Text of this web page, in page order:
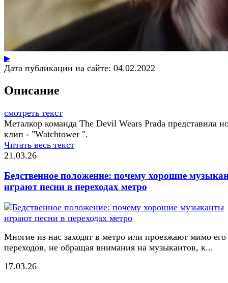
▶
Дата публикации на сайте: 04.02.2022
Описание
смотреть текст
Металкор команда The Devil Wears Prada представила
клип - "Watchtower ".
Читать весь текст
21.03.26
Бедственное положение: почему хорошие
играют песни в переходах метро
Многие из нас заходят в метро или проезжают мимо его
переходов, не обращая внимания на музыкантов, к...
17.03.26